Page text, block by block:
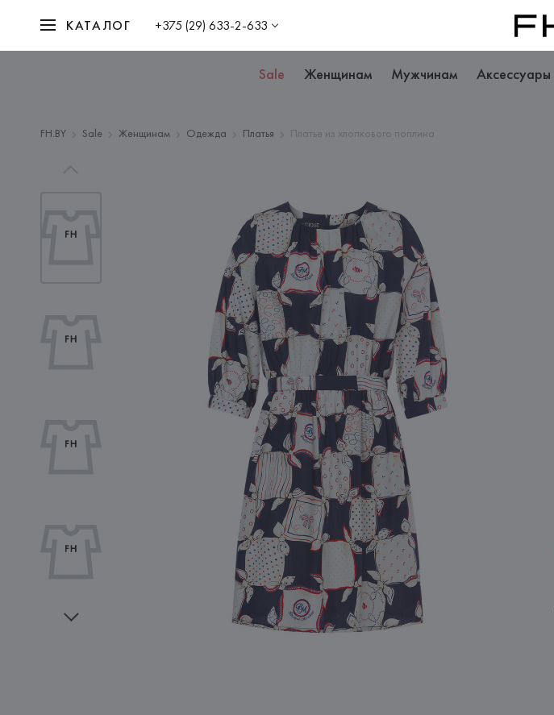
КАТАЛОГ +375 (29) 633-2-633
Sale Женщинам Мужчинам Аксессуары
FH.BY Sale Женщинам Одежда Платья Платье из хлопкового поплина